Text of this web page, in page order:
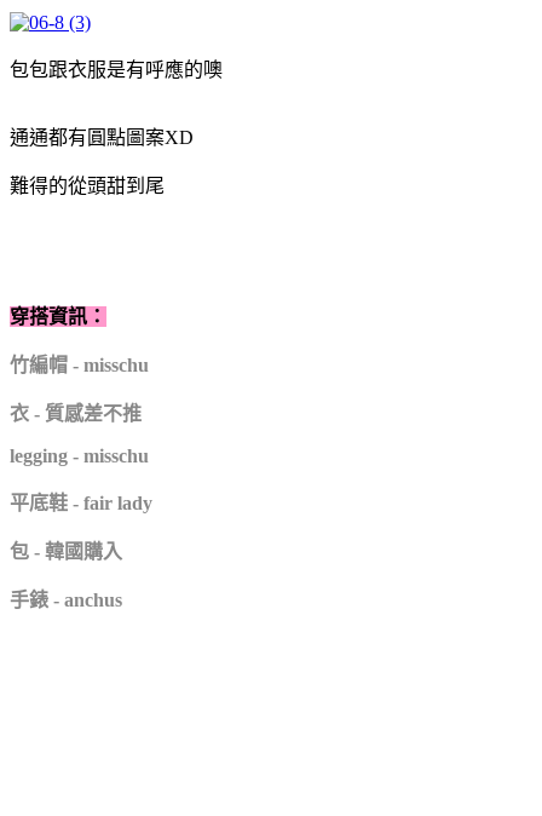
包包跟衣服是有呼應的噢
通通都有圓點圖案XD
難得的從頭甜到尾
穿搭資訊：
竹編帽 - misschu
衣 - 質感差不推
legging - misschu
平底鞋 - fair lady
包 - 韓國購入
手錶 - anchus